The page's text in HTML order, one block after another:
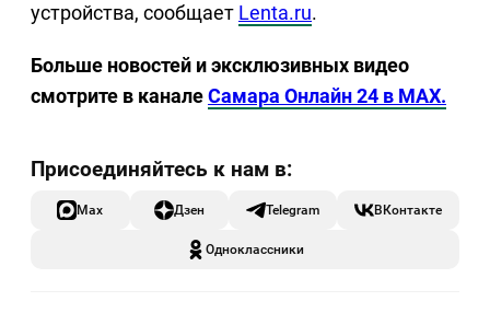
устройства, сообщает Lenta.ru.
Больше новостей и эксклюзивных видео
смотрите в каналеСамара Онлайн 24 в MAX.
Max Дзен Telegram ВКонтакте
Одноклассники